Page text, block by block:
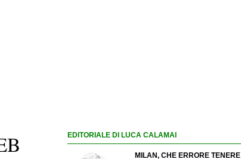
EDITORIALE DI LUCA CALAMAI
MILAN, CHE ERRORE TENERE